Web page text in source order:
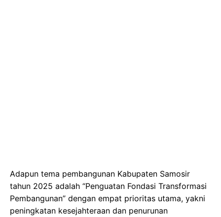
Adapun tema pembangunan Kabupaten Samosir
tahun 2025 adalah “Penguatan Fondasi Transformasi
Pembangunan” dengan empat prioritas utama, yakni
peningkatan kesejahteraan dan penurunan